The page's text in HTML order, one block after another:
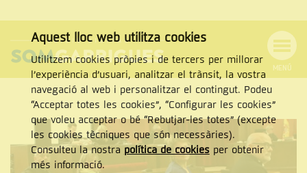
NAVEGACIÓ
MENÚ
Cercar
CERCAR
Aquest lloc web utilitza cookies
Utilitzem cookies pròpies i de tercers per millorar
l’experiència d’usuari, analitzar el trànsit, la vostra
navegació al web i personalitzar el contingut. Podeu
“Acceptar totes les cookies”, “Configurar les cookies”
que voleu acceptar o bé “Rebutjar-les totes” (excepte
les cookies tècniques que són necessàries).
Consulteu la nostra política de cookiesper obtenir
més informació.